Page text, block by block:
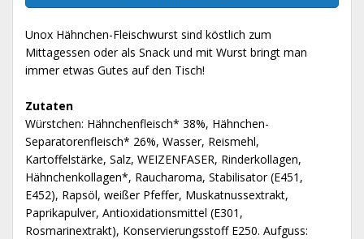
Unox Hähnchen-Fleischwurst sind köstlich zum
Mittagessen oder als Snack und mit Wurst bringt man
immer etwas Gutes auf den Tisch!
Zutaten
Würstchen: Hähnchenfleisch* 38%, Hähnchen-
Separatorenfleisch* 26%, Wasser, Reismehl,
Kartoffelstärke, Salz, WEIZENFASER, Rinderkollagen,
Hähnchenkollagen*, Raucharoma, Stabilisator (E451,
E452), Rapsöl, weißer Pfeffer, Muskatnussextrakt,
Paprikapulver, Antioxidationsmittel (E301,
Rosmarinextrakt), Konservierungsstoff E250. Aufguss: